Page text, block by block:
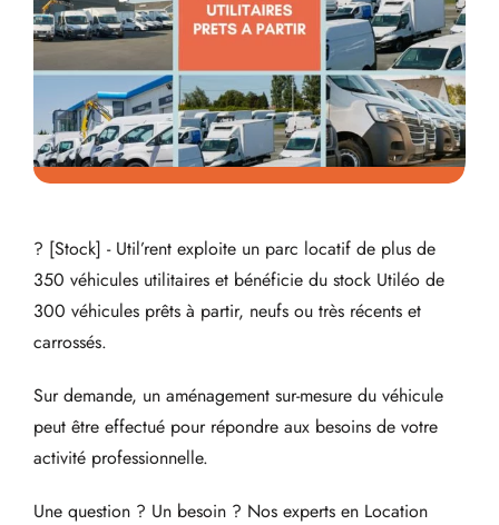
? [Stock] - Util’rent exploite un parc locatif de plus de
350 véhicules utilitaires et bénéficie du stock Utiléo de
300 véhicules prêts à partir, neufs ou très récents et
carrossés.
Sur demande, un aménagement sur-mesure du véhicule
peut être effectué pour répondre aux besoins de votre
activité professionnelle.
Une question ? Un besoin ? Nos experts en Location